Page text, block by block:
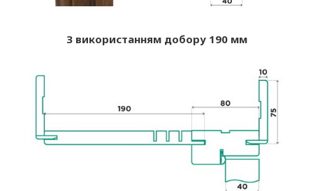
З використанням добору 190 мм